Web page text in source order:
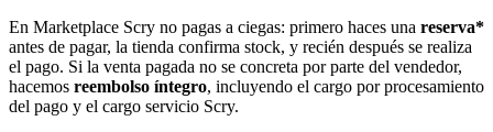
En Marketplace Scry no pagas a ciegas: primero haces una reserva*
antes de pagar, la tienda confirma stock, y recién después se realiza
el pago. Si la venta pagada no se concreta por parte del vendedor,
hacemos reembolso íntegro, incluyendo el cargo por procesamiento
del pago y el cargo servicio Scry.